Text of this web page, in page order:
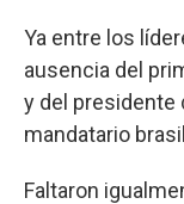
Ya entre los
ausencia del
y del presidente
mandatario
Faltaron